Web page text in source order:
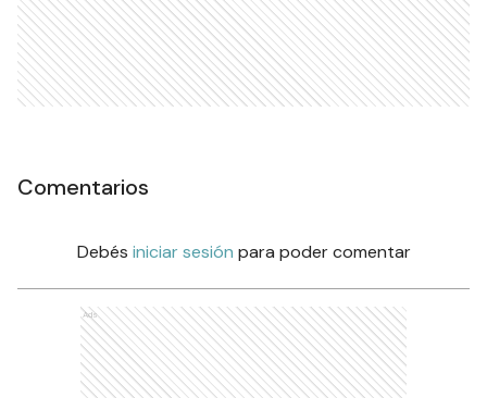
Comentarios
Debés iniciar sesión para poder comentar
Ads